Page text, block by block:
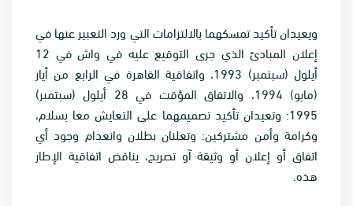
ويعيدان تأكيد تمسكهما بالالتزامات التي ورد التعبير عنها في
إعلان المبادئ الذي جرى التوقيع عليه في واش في 12
أيلول (سبتمبر) 1993، واتفاقية القاهرة في الرابع من أيار
(مايو) 1994، والاتفاق المؤقت في 28 أيلول (سبتمبر)
1995: وتعيدان تأكيد تصميمهما على التعايش معا بسلام،
وكرامة وأمن مشتركين: وتعلنان بطلان وانعدام وجود أي
اتفاق أو إعلان أو وثيقة آو تصريح، يناقض اتفاقية الإطار
هذه.